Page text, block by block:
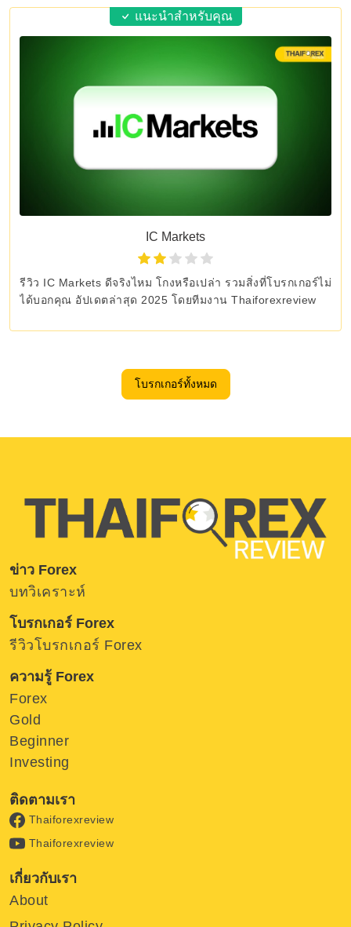
แนะนำสำหรับคุณ
IC Markets
รีวิว IC Markets ดีจริงไหม โกงหรือเปล่า รวมสิ่งที่โบรกเกอร์ไม่
ได้บอกคุณ อัปเดตล่าสุด 2025 โดยทีมงาน Thaiforexreview
โบรกเกอร์ทั้งหมด
ข่าว Forex
บทวิเคราะห์
โบรกเกอร์ Forex
รีวิวโบรกเกอร์ Forex
ความรู้ Forex
Forex
Gold
Beginner
Investing
ติดตามเรา
Thaiforexreview
Thaiforexreview
เกี่ยวกับเรา
About